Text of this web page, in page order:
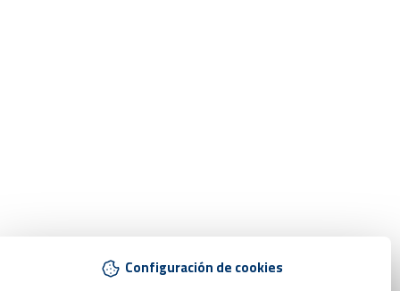
Configuración de cookies